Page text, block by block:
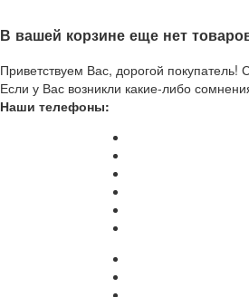
В вашей корзине еще нет
Приветствуем Вас, дорогой
Если у Вас возникли какие-либо
Наши телефоны: